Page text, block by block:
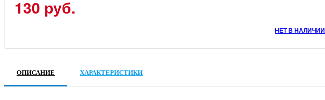
130 руб.
НЕТ В НАЛИЧИИ
ОПИСАНИЕ ХАРАКТЕРИСТИКИ